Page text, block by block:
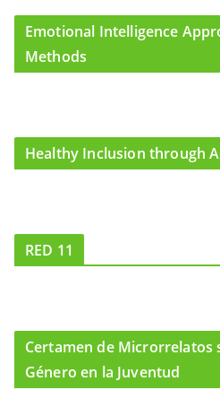
Emotional Intelligence
Methods
Healthy Inclusion through
RED 11
Certamen de Microrrelatos
Género en la Juventud